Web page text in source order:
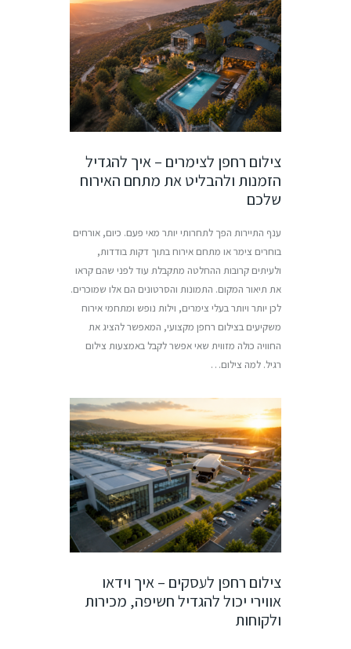
צילום רחפן לצימרים – איך להגדיל
הזמנות ולהבליט את מתחם האירוח
שלכם
ענף התיירות הפך לתחרותי יותר מאי פעם. כיום, אורחים
בוחרים צימר או מתחם אירוח בתוך דקות בודדות,
ולעיתים קרובות ההחלטה מתקבלת עוד לפני שהם קראו
את תיאור המקום. התמונות והסרטונים הם אלו שמוכרים.
לכן יותר ויותר בעלי צימרים, וילות נופש ומתחמי אירוח
משקיעים בצילום רחפן מקצועי, המאפשר להציג את
החוויה כולה מזווית שאי אפשר לקבל באמצעות צילום
רגיל. למה צילום…
צילום רחפן לעסקים – איך וידאו
אווירי יכול להגדיל חשיפה, מכירות
ולקוחות